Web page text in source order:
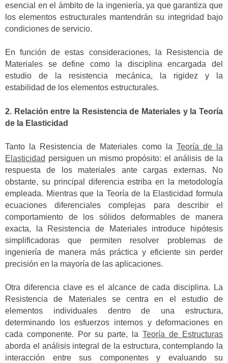
esencial en el ámbito de la ingeniería, ya que garantiza que
los elementos estructurales mantendrán su integridad bajo
condiciones de servicio.
En función de estas consideraciones, la Resistencia de
Materiales se define como la disciplina encargada del
estudio de la resistencia mecánica, la rigidez y la
estabilidad de los elementos estructurales.
2. Relación entre la Resistencia de Materiales y la Teoría
de la Elasticidad
Tanto la Resistencia de Materiales como la Teoría de la
Elasticidad persiguen un mismo propósito: el análisis de la
respuesta de los materiales ante cargas externas. No
obstante, su principal diferencia estriba en la metodología
empleada. Mientras que la Teoría de la Elasticidad formula
ecuaciones diferenciales complejas para describir el
comportamiento de los sólidos deformables de manera
exacta, la Resistencia de Materiales introduce hipótesis
simplificadoras que permiten resolver problemas de
ingeniería de manera más práctica y eficiente sin perder
precisión en la mayoría de las aplicaciones.
Otra diferencia clave es el alcance de cada disciplina. La
Resistencia de Materiales se centra en el estudio de
elementos individuales dentro de una estructura,
determinando los esfuerzos internos y deformaciones en
cada componente. Por su parte, la Teoría de Estructuras
aborda el análisis integral de la estructura, contemplando la
interacción entre sus componentes y evaluando su